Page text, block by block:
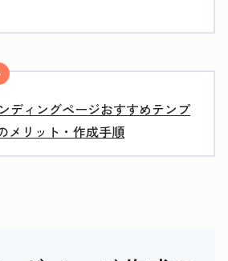
ディングページおすすめテンプ
メリット・作成手順